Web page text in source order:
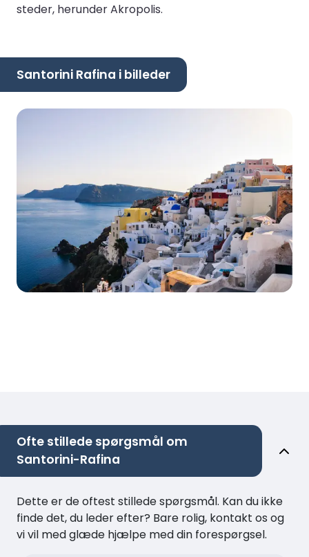
steder, herunder Akropolis.
Santorini Rafina i billeder
Ofte stillede spørgsmål om
Santorini-Rafina
Dette er de oftest stillede spørgsmål. Kan du ikke
finde det, du leder efter? Bare rolig, kontakt os og
vi vil med glæde hjælpe med din forespørgsel.